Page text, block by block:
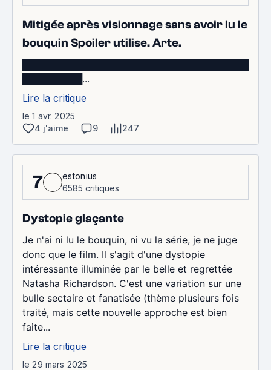
Mitigée après visionnage sans avoir lu le
bouquin Spoiler utilise. Arte.
█████████...
Lire la critique
le 1 avr. 2025
4 j'aime
9 247
7
estonius
6585 critiques
Dystopie glaçante
Je n'ai ni lu le bouquin, ni vu la série, je ne juge
donc que le film. Il s'agit d'une dystopie
intéressante illuminée par le belle et regrettée
Natasha Richardson. C'est une variation sur une
bulle sectaire et fanatisée (thème plusieurs fois
traité, mais cette nouvelle approche est bien
faite...
Lire la critique
le 29 mars 2025